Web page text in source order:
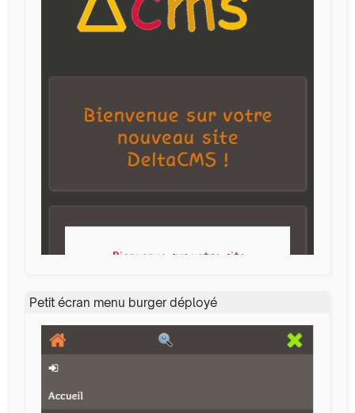
Petit écran menu burger déployé